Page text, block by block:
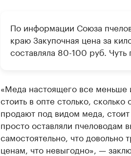
По информации Союза
краю Закупочная цена за
составляла 80-100 руб.
«Меда настоящего все
стоить в опте столько,
продают под видом меда,
просто оставляли пчеловодам
самостоятельно, что довольно
ценам, что невыгодно», —